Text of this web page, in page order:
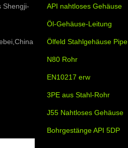
Shengji- API nahtloses Gehäuse
Öl-Gehäuse-Leitung
Ölfeld Stahlgehäuse Pipe
N80 Rohr
EN10217 erw
3PE aus Stahl-Rohr
J55 Nahtloses Gehäuse
Bohrgestänge API 5DP